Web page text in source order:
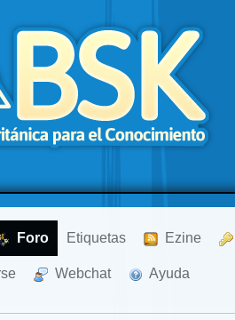
Foro Etiquetas Ezine
Webchat Ayuda